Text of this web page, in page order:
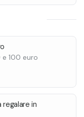
di Capo
100 euro
regalare in